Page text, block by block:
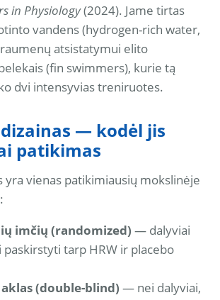
in Physiology(2024). Jame tirtas
vandens (hydrogen-rich water,
atsistatymui elito
(fin swimmers), kurie tą
dvi intensyvias treniruotes.
— kodėl jis
patikimas
yra vienas patikimiausių mokslinėje
imčių (randomized) — dalyviai
tarp HRW ir placebo
(double-blind) — nei dalyviai,